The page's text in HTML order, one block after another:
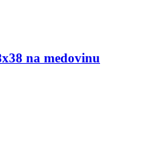
na medovinu